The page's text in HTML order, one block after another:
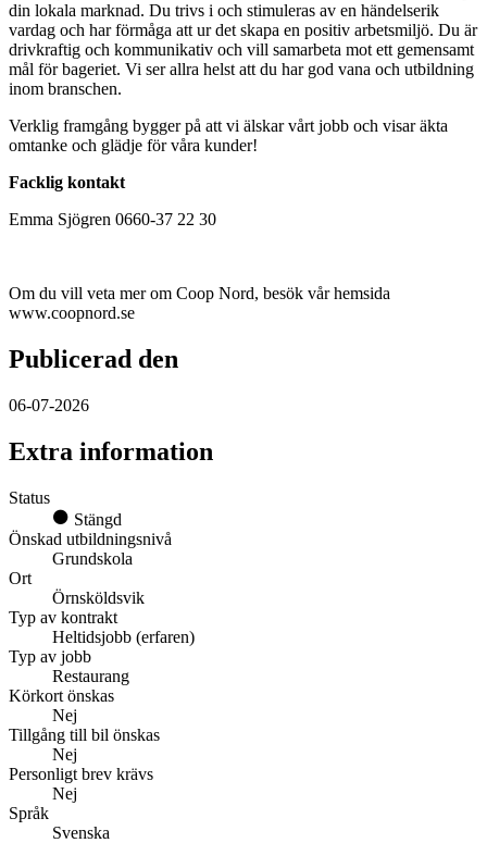
din lokala marknad. Du trivs i och stimuleras av en händelserik
vardag och har förmåga att ur det skapa en positiv arbetsmiljö. Du är
drivkraftig och kommunikativ och vill samarbeta mot ett gemensamt
mål för bageriet. Vi ser allra helst att du har god vana och utbildning
inom branschen.
Verklig framgång bygger på att vi älskar vårt jobb och visar äkta
omtanke och glädje för våra kunder!
Facklig kontakt
Emma Sjögren 0660-37 22 30
Om du vill veta mer om Coop Nord, besök vår hemsida
www.coopnord.se
Publicerad den
06-07-2026
Extra information
Status
Stängd
Önskad utbildningsnivå
Grundskola
Ort
Örnsköldsvik
Typ av kontrakt
Heltidsjobb (erfaren)
Typ av jobb
Restaurang
Körkort önskas
Nej
Tillgång till bil önskas
Nej
Personligt brev krävs
Nej
Språk
Svenska